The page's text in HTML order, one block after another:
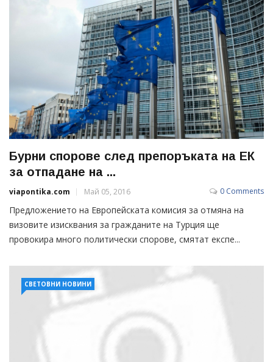
Бурни спорове след препоръката на ЕК
за отпадане на ...
viapontika.com Май 05, 2016 0 Comments
Предложението на Европейската комисия за отмяна на
визовите изисквания за гражданите на Турция ще
провокира много политически спорове, смятат експе...
СВЕТОВНИ НОВИНИ